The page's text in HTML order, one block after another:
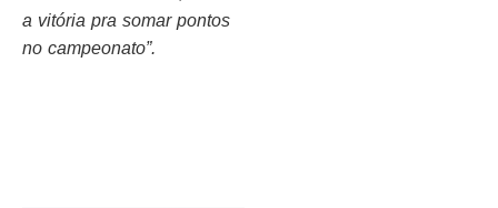
a vitória pra somar pontos
no campeonato”.